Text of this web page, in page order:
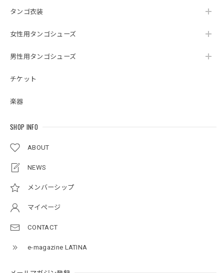
タンゴ衣装
女性用タンゴシューズ
男性用タンゴシューズ
チケット
楽器
SHOP INFO
ABOUT
NEWS
メンバーシップ
マイページ
CONTACT
e-magazine LATINA